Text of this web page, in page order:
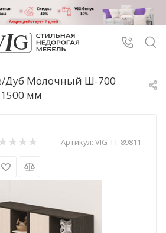
Дуб Молочный Ш-700
мм
Артикул: VIG-TT-89811